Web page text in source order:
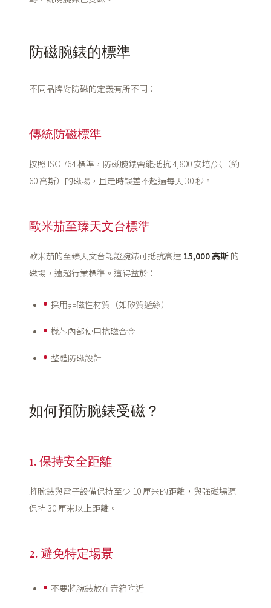
防磁腕錶的標準
不同品牌對防磁的定義有所不同：
傳統防磁標準
按照 ISO 764 標準，防磁腕錶需能抵抗 4,800 安培/米（約
60 高斯）的磁場，且走時誤差不超過每天 30 秒。
歐米茄至臻天文台標準
歐米茄的至臻天文台認證腕錶可抵抗高達 15,000 高斯 的
磁場，遠超行業標準。這得益於：
採用非磁性材質（如矽質遊絲）
機芯內部使用抗磁合金
整體防磁設計
如何預防腕錶受磁？
1. 保持安全距離
將腕錶與電子設備保持至少 10 厘米的距離，與強磁場源
保持 30 厘米以上距離。
2. 避免特定場景
不要將腕錶放在音箱附近